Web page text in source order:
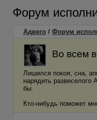
Форум
Адвего / Форум
Во всем
Лишился покоя, сна,
нарядить
бы.
Кто-нибудь поможет